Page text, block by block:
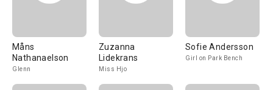
Måns
Nathanaelson
Glenn
Zuzanna
Lidekrans
Miss Hjo
Sofie Andersson
Girl on Park Bench